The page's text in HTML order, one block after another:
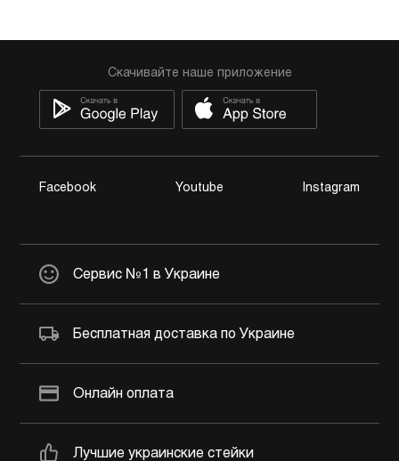
Скачивайте наше приложение
Facebook Youtube Instagram
Сервис №1 в Украине
Бесплатная доставка по Украине
Онлайн оплата
Лучшие украинские стейки